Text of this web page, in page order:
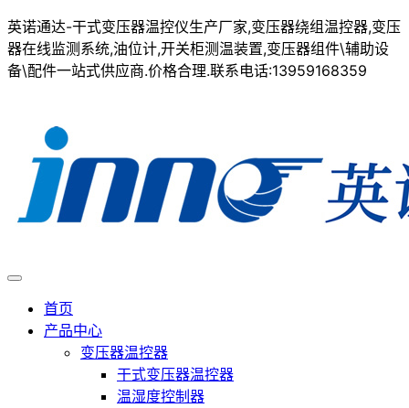
英诺通达-干式变压器温控仪生产厂家,变压器绕组温控器,变压
器在线监测系统,油位计,开关柜测温装置,变压器组件\辅助设
备\配件一站式供应商.价格合理.联系电话:13959168359
首页
产品中心
变压器温控器
干式变压器温控器
温湿度控制器